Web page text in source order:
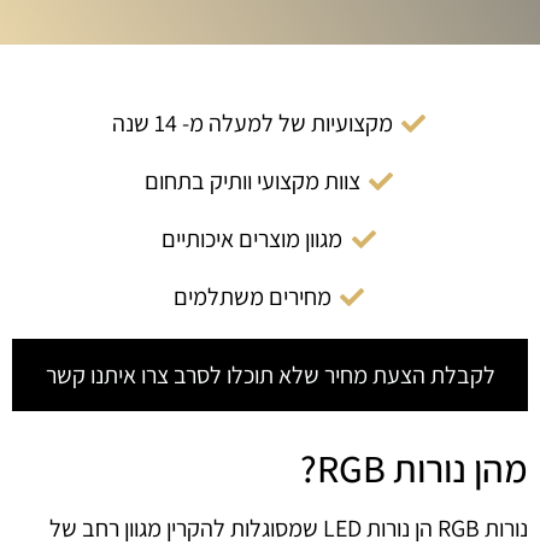
מקצועיות של למעלה מ- 14 שנה
צוות מקצועי וותיק בתחום
מגוון מוצרים איכותיים
מחירים משתלמים
לקבלת הצעת מחיר שלא תוכלו לסרב צרו איתנו קשר
מהן נורות RGB?
נורות RGB הן נורות LED שמסוגלות להקרין מגוון רחב של